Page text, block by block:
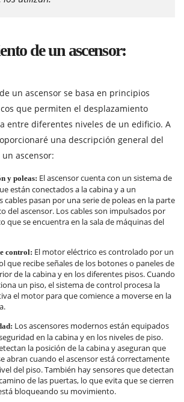
de un ascensor:
un ascensor se basa en principios
que permiten el desplazamiento
entre diferentes niveles de un edificio. A
una descripción general del
ascensor:
y poleas: El ascensor cuenta con un sistema de
están conectados a la cabina y a un
cables pasan por una serie de poleas en la parte
del ascensor. Los cables son impulsados por
que se encuentra en la sala de máquinas del
control: El motor eléctrico es controlado por un
que recibe señales de los botones o paneles de
de la cabina y en los diferentes pisos. Cuando
un piso, el sistema de control procesa la
el motor para que comience a moverse en la
Los ascensores modernos están equipados
en la cabina y en los niveles de piso.
la posición de la cabina y aseguran que
abran cuando el ascensor está correctamente
del piso. También hay sensores que detectan
de las puertas, lo que evita que se cierren
bloqueando su movimiento.